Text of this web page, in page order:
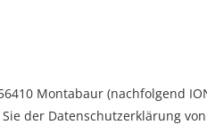
Montabaur (nachfolgend
der Datenschutzerklärung von